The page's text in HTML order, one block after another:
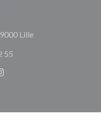
Lille((apre una nuova
55
((apre una nuova
((apre una